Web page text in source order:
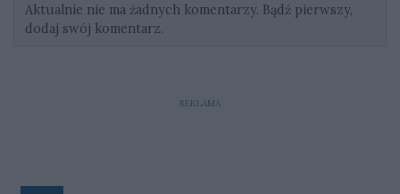
Aktualnie nie ma żadnych komentarzy. Bądź pierwszy,
dodaj swój komentarz.
REKLAMA